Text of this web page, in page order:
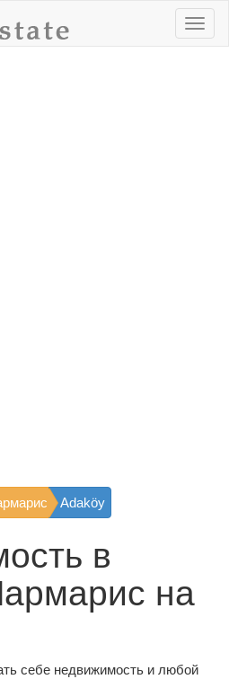
Adaköy
в
на
себе недвижимость и любой